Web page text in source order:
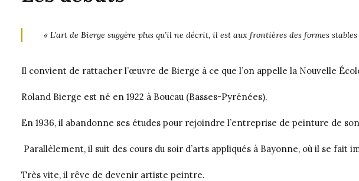
« L’art de Bierge suggère plus qu’il ne décrit, il est aux frontières des formes
Il convient de rattacher l’œuvre de Bierge à ce que l’on appelle la Nouvelle
Roland Bierge est né en 1922 à Boucau (Basses-Pyrénées).
En 1936, il abandonne ses études pour rejoindre l’entreprise de peinture de
Parallèlement, il suit des cours du soir d’arts appliqués à Bayonne, où il se
Très vite, il rêve de devenir artiste peintre.